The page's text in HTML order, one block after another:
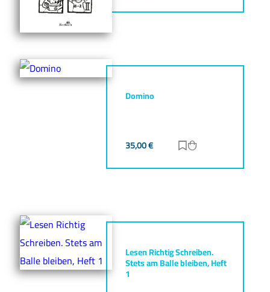
Domino
35,00€ Zur Merkliste
Lesen Richtig Schreiben.
Stets am Balle bleiben, Heft
1